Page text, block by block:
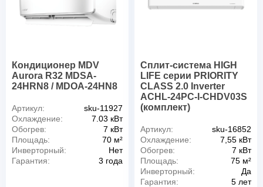
Кондиционер MDV
Aurora R32 MDSA-
24HRN8 / MDOA-24HN8
Артикул:
sku-11927
Охлаждение:
7.03 кВт
Обогрев:
7 кВт
Площадь:
70 м²
Инверторный:
Нет
Гарантия:
3 года
Сплит-система HIGH
LIFE серии PRIORITY
CLASS 2.0 Inverter
ACHL-24PC-I-CHDV03S
(комплект)
Артикул:
sku-16852
Охлаждение:
7,55 кВт
Обогрев:
7 кВт
Площадь:
75 м²
Инверторный:
Да
Гарантия:
5 лет